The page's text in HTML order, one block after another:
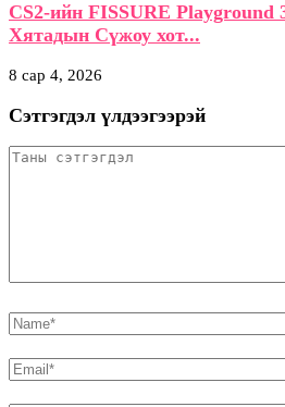
CS2-ийн FISSURE Playground
Хятадын Сүжоу хот...
8 сар 4, 2026
Сэтгэгдэл үлдээгээрэй